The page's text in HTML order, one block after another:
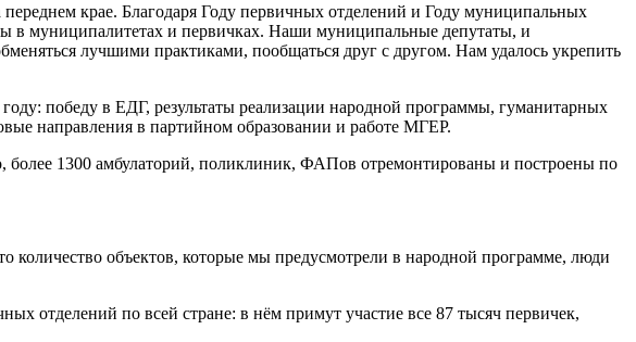
крае. Благодаря Году первичных отделений и Году муниципальных
в муниципалитетах и первичках. Наши муниципальные депутаты, и
лучшими практиками, пообщаться друг с другом. Нам удалось укрепить
победу в ЕДГ, результаты реализации народной программы, гуманитарных
направления в партийном образовании и работе МГЕР.
более 1300 амбулаторий, поликлиник, ФАПов отремонтированы и построены по
количество объектов, которые мы предусмотрели в народной программе, люди
отделений по всей стране: в нём примут участие все 87 тысяч первичек,